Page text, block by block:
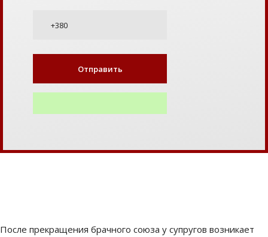
После прекращения брачного союза у супругов возникает